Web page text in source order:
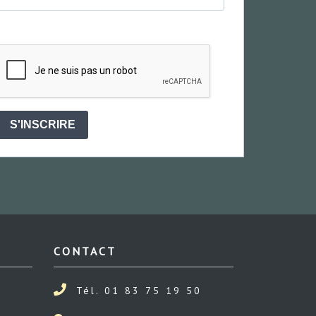
S'INSCRIRE
CONTACT
Tél. 01 83 75 19 50